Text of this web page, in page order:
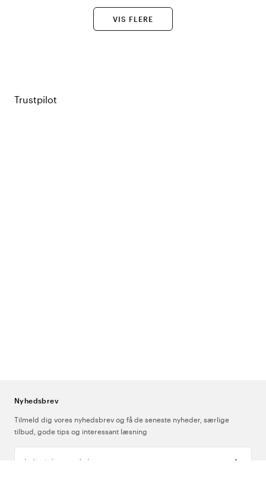
VIS FLERE
Trustpilot
Nyhedsbrev
Tilmeld dig vores nyhedsbrev og få de seneste nyheder, særlige
tilbud, gode tips og interessant læsning